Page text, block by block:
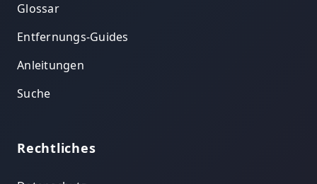
Glossar
Entfernungs-Guides
Anleitungen
Suche
Rechtliches